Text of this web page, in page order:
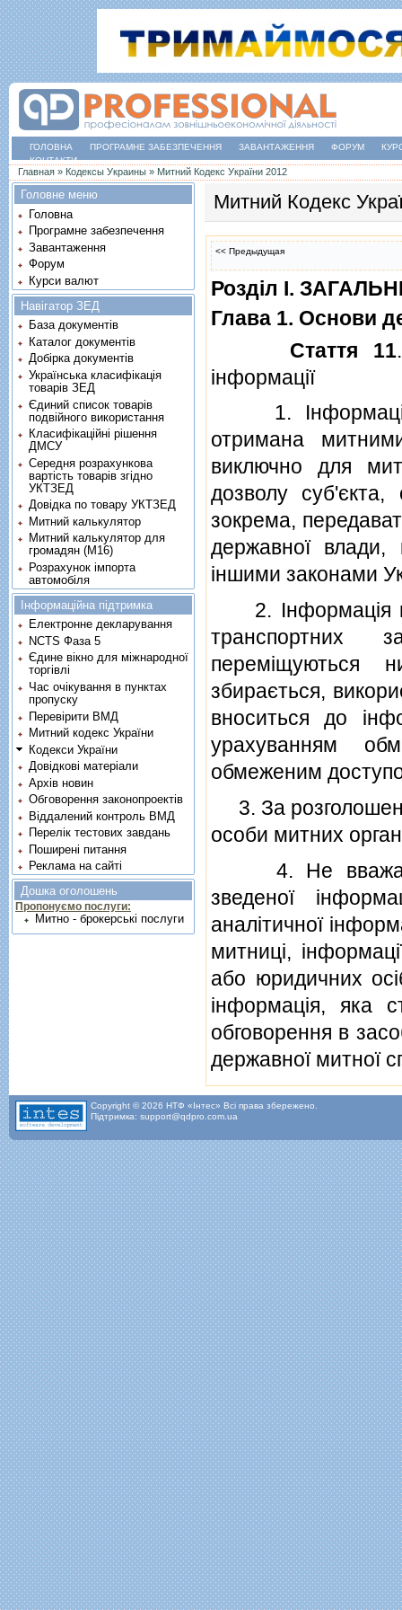
ГОЛОВНА ПРОГРАМНЕ ЗАБЕЗПЕЧЕННЯ ЗАВАНТАЖЕННЯ ФОРУМ
КОНТАКТИ
Ви є тут
Главная » Кодексы Украины » Митний Кодекс України 2012
Митний Кодекс
<< Предыдущая
Роздiл I.
Глава 1. Основи
Стаття 11
iнформацiї
1. Iнформацiя,
отримана
виключно для
дозволу
зокрема,
державної
iншими законами
2. Iнформацiя
транспортних
перемiщуються
збирається,
вноситься до
урахуванням
обмеженим
3. За
особи митних
4. Не
зведеної
аналiтичної
митницi,
або юридичних
iнформацiя, яка
обговорення в
державної митної
Головне меню
Головна
Програмне забезпечення
Завантаження
Форум
Курси валют
Навігатор ЗЕД
База документів
Каталог документів
Добірка документів
Українська класифікація
товарів ЗЕД
Єдиний список товарів
подвійного використання
Класифікаційні рішення
ДМСУ
Середня розрахункова
вартість товарів згідно
УКТЗЕД
Довідка по товару УКТЗЕД
Митний калькулятор
Митний калькулятор для
громадян (М16)
Розрахунок імпорта
автомобіля
Інформаційна підтримка
Електронне декларування
NCTS Фаза 5
Єдине вікно для міжнародної
торгівлі
Час очікування в пунктах
пропуску
Перевірити ВМД
Митний кодекс України
Кодекси України
Довідкові матеріали
Архів новин
Обговорення законопроектів
Віддалений контроль ВМД
Перелік тестових завдань
Поширені питання
Реклама на сайті
Дошка оголошень
Пропонуємо послуги:
Митно - брокерські послуги
Copyright © 2026 НТФ «Інтес» Всі права збережено.
Підтримка: support@qdpro.com.ua